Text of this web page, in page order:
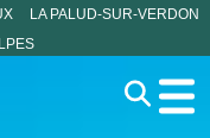
LA PALUD-SUR-VERDON